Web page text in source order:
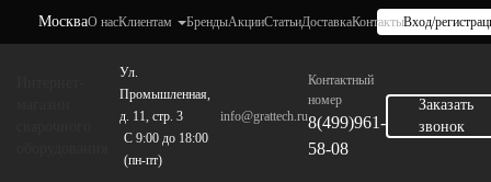
МоскваО насКлиентам БрендыАкцииСтатьиДоставкаКонтактыВход/
Ул.
Промышленная,
д. 11, стр. 3
C 9:00 до 18:00
(пн-пт)
info@grattech.ru
Контактный
номер
8(499)961-
58-08
Заказать
звонок